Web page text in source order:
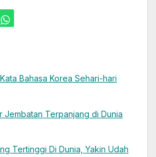
Bahasa Korea Sehari-hari
Jembatan Terpanjang di Dunia
Tertinggi Di Dunia, Yakin Udah